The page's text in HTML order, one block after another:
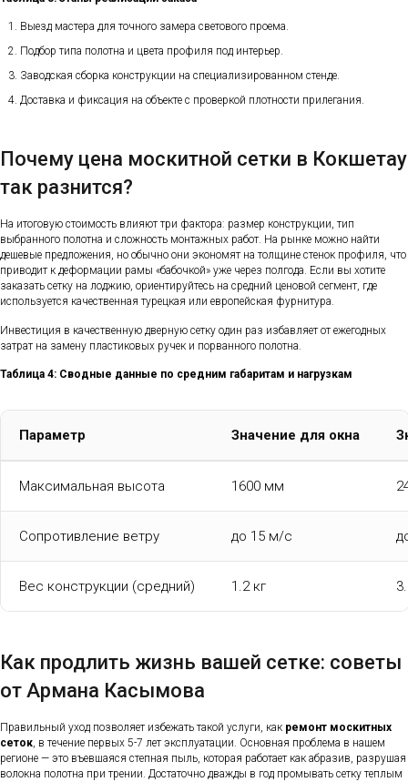
Выезд мастера для точного замера светового проема.
Подбор типа полотна и цвета профиля под интерьер.
Заводская сборка конструкции на специализированном стенде.
Доставка и фиксация на объекте с проверкой плотности прилегания.
Почему цена москитной сетки в Кокшетау
так разнится?
На итоговую стоимость влияют три фактора: размер конструкции, тип
выбранного полотна и сложность монтажных работ. На рынке можно найти
дешевые предложения, но обычно они экономят на толщине стенок профиля, что
приводит к деформации рамы «бабочкой» уже через полгода. Если вы хотите
заказать сетку на лоджию, ориентируйтесь на средний ценовой сегмент, где
используется качественная турецкая или европейская фурнитура.
Инвестиция в качественную дверную сетку один раз избавляет от ежегодных
затрат на замену пластиковых ручек и порванного полотна.
Таблица 4: Сводные данные по средним габаритам и нагрузкам
Параметр Значение для окна
Максимальная высота 1600 мм
Сопротивление ветру до 15 м/с
Вес конструкции (средний) 1.2 кг
Как продлить жизнь вашей сетке: советы
от Армана Касымова
Правильный уход позволяет избежать такой услуги, как ремонт москитных
сеток, в течение первых 5-7 лет эксплуатации. Основная проблема в нашем
регионе — это въевшаяся степная пыль, которая работает как абразив, разрушая
волокна полотна при трении. Достаточно дважды в год промывать сетку теплым